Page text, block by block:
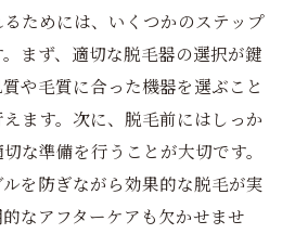
ためには、いくつかのステップ
まず、適切な脱毛器の選択が鍵
や毛質に合った機器を選ぶこと
ます。次に、脱毛前にはしっか
な準備を行うことが大切です。
を防ぎながら効果的な脱毛が実
なアフターケアも欠かせませ